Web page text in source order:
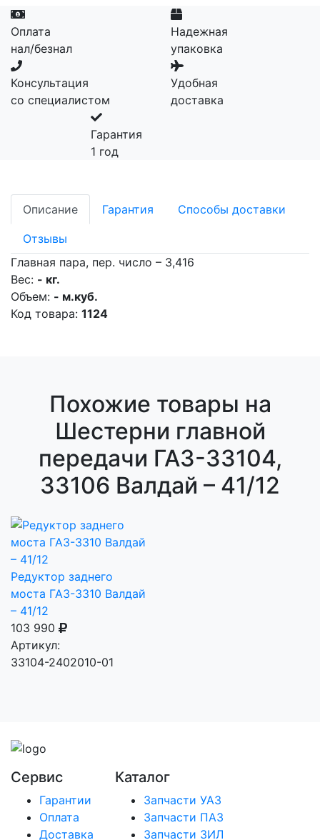
Оплата
нал/безнал
Надежная
упаковка
Консультация
со специалистом
Удобная
доставка
Гарантия
1 год
Описание Гарантия Способы доставки
Отзывы
Главная пара, пер. число – 3,416
Вес: - кг.
Объем: - м.куб.
Код товара: 1124
Похожие товары на
Шестерни главной
передачи ГАЗ-33104,
33106 Валдай – 41/12
Редуктор заднего
моста ГАЗ-3310 Валдай
– 41/12
103 990
Артикул:
33104-2402010-01
Сервис
Гарантии
Оплата
Доставка
Каталог
Запчасти УАЗ
Запчасти ПАЗ
Запчасти ЗИЛ